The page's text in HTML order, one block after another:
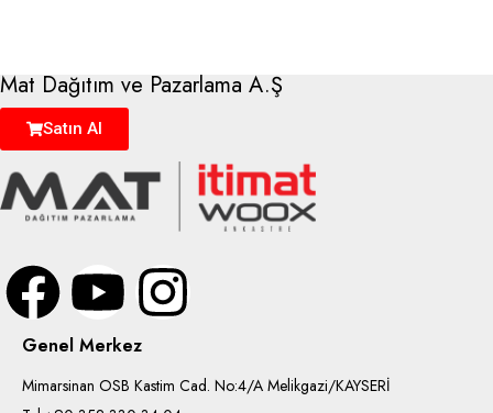
Mat Dağıtım ve Pazarlama A.Ş
Satın Al
Genel Merkez
Mimarsinan OSB Kastim Cad. No:4/A Melikgazi/KAYSERİ